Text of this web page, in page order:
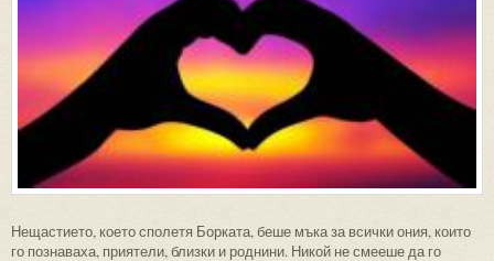
Нещастието, което сполетя Борката, беше мъка за всички ония, които
го познаваха, приятели, близки и роднини. Никой не смееше да го